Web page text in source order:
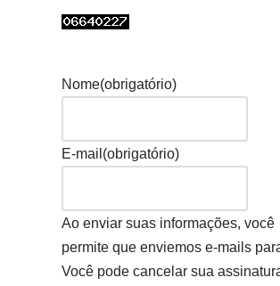
Nome(obrigatório)
E-mail (obrigatório)
Ao enviar suas informações, você
permite que enviemos e-mails
Você pode cancelar sua